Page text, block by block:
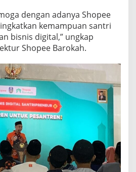
dengan adanya Shopee
kemampuan santri
bisnis digital,” ungkap
Shopee Barokah.